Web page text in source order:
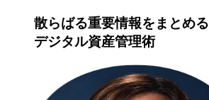
散らばる重要情報をまとめる
デジタル資産管理術